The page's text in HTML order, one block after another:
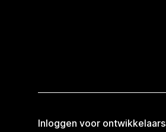
Inloggen voor ontwikkelaars